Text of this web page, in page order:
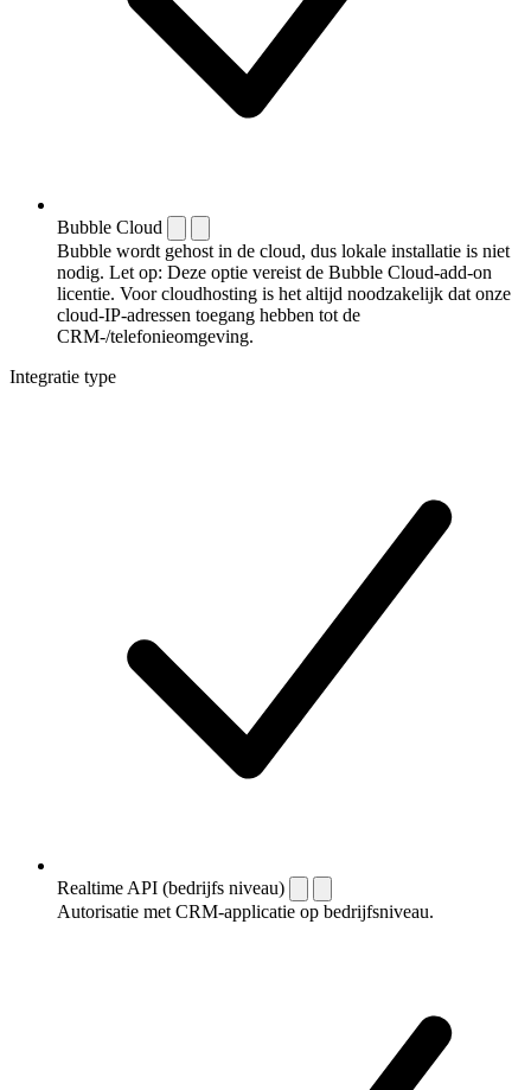
Bubble Cloud
Bubble wordt gehost in de cloud, dus lokale installatie is niet
nodig. Let op: Deze optie vereist de Bubble Cloud-add-on
licentie. Voor cloudhosting is het altijd noodzakelijk dat onze
cloud-IP-adressen toegang hebben tot de
CRM-/telefonieomgeving.
Integratie type
Realtime API (bedrijfs niveau)
Autorisatie met CRM-applicatie op bedrijfsniveau.